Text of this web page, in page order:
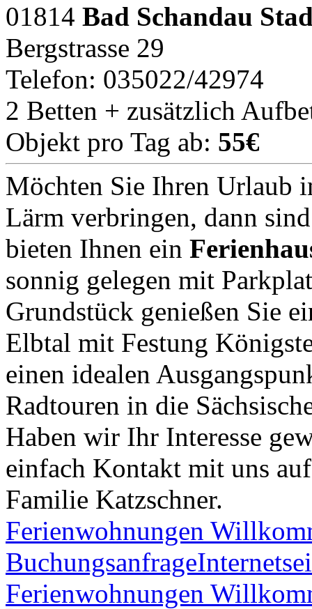
01814 Bad Schandau
Bergstrasse 29
Telefon: 035022/42974
2 Betten + zusätzlich
Objekt pro Tag ab: 55€
Möchten Sie Ihren Urlaub
Lärm verbringen, dann
bieten Ihnen ein
sonnig gelegen mit
Grundstück genießen Sie
Elbtal mit Festung
einen idealen
Radtouren in die
Haben wir Ihr Interesse
einfach Kontakt mit uns
Familie Katzschner.
Ferienwohnungen
Buchungsanfrage
Ferienwohnungen